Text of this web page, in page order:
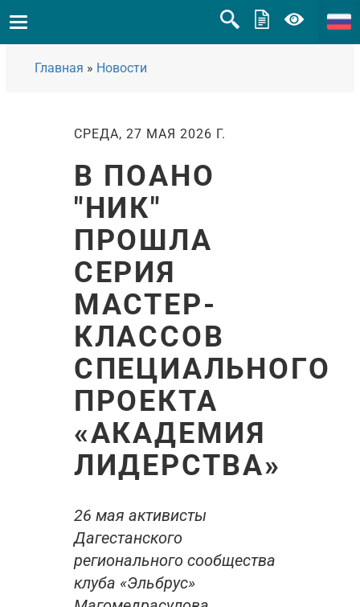
Главная » Новости
СРЕДА, 27 МАЯ 2026 Г.
В ПОАНО
"НИК"
ПРОШЛА
СЕРИЯ
МАСТЕР-
КЛАССОВ
СПЕЦИАЛЬНОГО
ПРОЕКТА
«АКАДЕМИЯ
ЛИДЕРСТВА»
26 мая активисты
Дагестанского
регионального сообщества
клуба «Эльбрус»